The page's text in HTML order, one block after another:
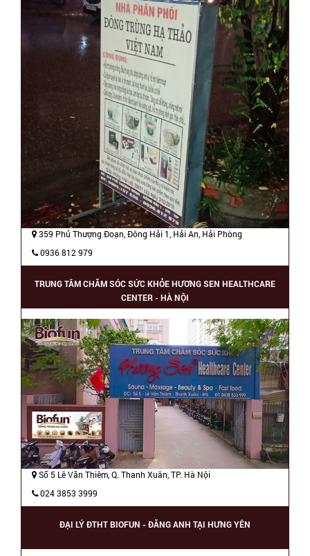
359 Phủ Thượng Đoạn, Đông Hải 1, Hải An, Hải Phòng
0936 812 979
TRUNG TÂM CHĂM SÓC SỨC KHỎE HƯƠNG SEN HEALTHCARE
CENTER - HÀ NỘI
Số 5 Lê Văn Thiêm, Q. Thanh Xuân, TP. Hà Nội
024 3853 3999
ĐẠI LÝ ĐTHT BIOFUN - ĐĂNG ANH TẠI HƯNG YÊN